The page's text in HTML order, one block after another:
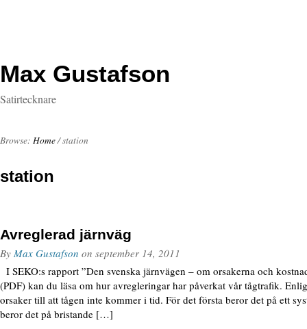
Max Gustafson
Satirtecknare
Browse: Home/station
station
Avreglerad järnväg
By Max Gustafson on september 14, 2011
I SEKO:s rapport ”Den svenska järnvägen – om orsakerna och
(PDF) kan du läsa om hur avregleringar har påverkat vår tågtrafik.
orsaker till att tågen inte kommer i tid. För det första beror det på ett
beror det på bristande […]